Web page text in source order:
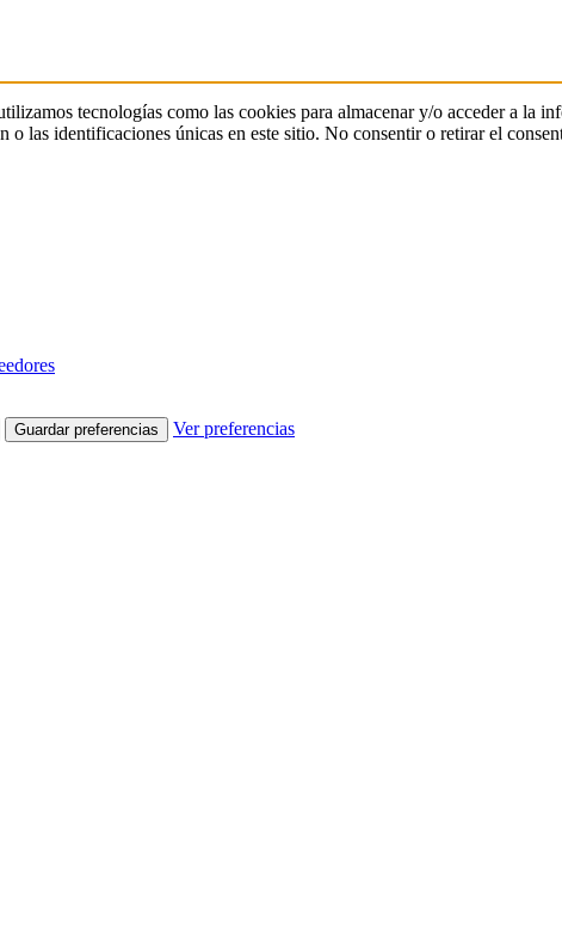
tecnologías como las cookies para almacenar y/o acceder a la
o las identificaciones únicas en este sitio. No consentir o retirar el
Guardar preferencias Ver preferencias